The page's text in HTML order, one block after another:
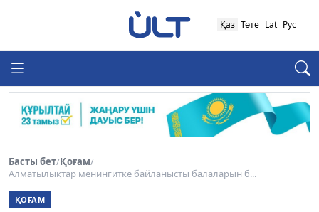
Қаз Төте Lat Рус
Басты бет/Қоғам/
Алматылықтар менингитке байланысты балаларын б...
ҚОҒАМ